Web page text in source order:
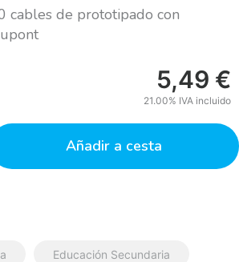
cables de prototipado con
5,49 €
21.00% IVA incluido
Añadir a cesta
Educación Secundaria